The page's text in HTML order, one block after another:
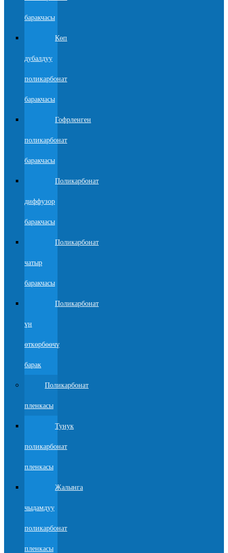
баракчасы
Көп
дубалдуу
поликарбонат
баракчасы
Гофрленген
поликарбонат
баракчасы
Поликарбонат
диффузор
баракчасы
Поликарбонат
чатыр
баракчасы
Поликарбонат
үн
өткөрбөөчү
барак
Поликарбонат
пленкасы
Тунук
поликарбонат
пленкасы
Жалынга
чыдамдуу
поликарбонат
пленкасы